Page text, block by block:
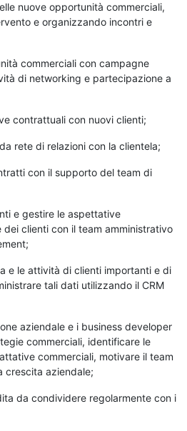
nuove opportunità commerciali,
e organizzando incontri e
commerciali con campagne
di networking e partecipazione a
contrattuali con nuovi clienti;
rete di relazioni con la clientela;
con il supporto del team di
e gestire le aspettative
clienti con il team amministrativo
e le attività di clienti importanti e di
tali dati utilizzando il CRM
aziendale e i business developer
commerciali, identificare le
commerciali, motivare il team
crescita aziendale;
da condividere regolarmente con i